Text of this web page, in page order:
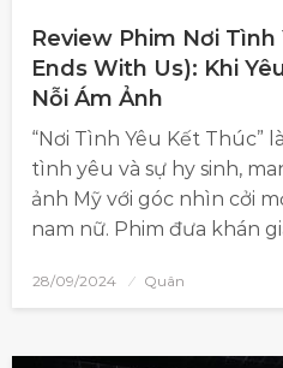
Review Phim Nơi
Ends With Us): Khi
Nỗi Ám Ảnh
“Nơi Tình Yêu Kết Thúc”
tình yêu và sự hy sinh,
ảnh Mỹ với góc nhìn cởi
nam nữ. Phim đưa khán
28/09/2024 Quân